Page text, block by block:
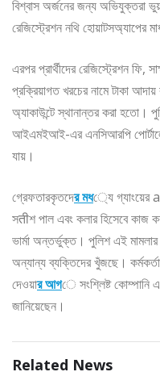
বিশ্বাস অর্জনের জন্য অভিযুক্তরা
রেজিস্ট্রেশন নথি হোয়াটসঅ্যাপের
এরপর প্রার্থীদের রেজিস্ট্রেশন ফি,
প্রক্রিয়াগত খরচের নামে টাকা
অ্যাকাউন্টে স্থানান্তর করা হতো।
আইএমইআই-এর এনসিআরপি
যায়।
গ্রেফতারকৃতদের মধ্যে গ্যাংয়ের
সतीশ পাল এবং কলার হিসেবে কাজ
ভার্মা অন্তর্ভুক্ত। পুলিশ এই
অন্যান্য ব্যক্তিদের খুঁজছে।
দেওয়ার আগে সংশ্লিষ্ট কোম্পানি
জানিয়েছেন।
Related News